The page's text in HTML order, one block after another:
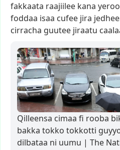
fakkaata raajiilee kana yeroo
foddaa isaa cufee jira
cirracha guutee jiraatu
Qilleensa cimaa fi rooba
bakka tokko tokkotti
dilbataa ni uumu | The